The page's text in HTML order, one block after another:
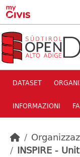
Skip to main content
DATASET
INFORMAZIONI
INSPIRE -